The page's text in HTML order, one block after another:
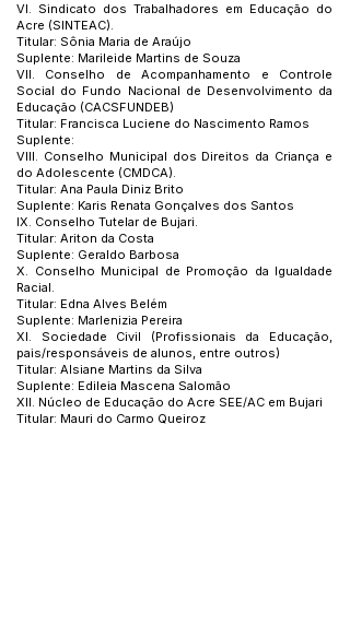
VI. Sindicato dos Trabalhadores em Educação do
Acre (SINTEAC).
Titular: Sônia Maria de Araújo
Suplente: Marileide Martins de Souza
VII. Conselho de Acompanhamento e Controle
Social do Fundo Nacional de Desenvolvimento da
Educação (CACSFUNDEB)
Titular: Francisca Luciene do Nascimento Ramos
Suplente:
VIII. Conselho Municipal dos Direitos da Criança e
do Adolescente (CMDCA).
Titular: Ana Paula Diniz Brito
Suplente: Karis Renata Gonçalves dos Santos
IX. Conselho Tutelar de Bujari.
Titular: Ariton da Costa
Suplente: Geraldo Barbosa
X. Conselho Municipal de Promoção da Igualdade
Racial.
Titular: Edna Alves Belém
Suplente: Marlenizia Pereira
XI. Sociedade Civil (Profissionais da Educação,
pais/responsáveis de alunos, entre outros)
Titular: Alsiane Martins da Silva
Suplente: Edileia Mascena Salomão
XII. Núcleo de Educação do Acre SEE/AC em Bujari
Titular: Mauri do Carmo Queiroz